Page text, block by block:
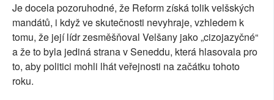
Je docela pozoruhodné, že Reform získá tolik velšských
mandátů, i když ve skutečnosti nevyhraje, vzhledem k
tomu, že její lídr zesměšňoval Velšany jako „cizojazyčné“
a že to byla jediná strana v Seneddu, která hlasovala pro
to, aby politici mohli lhát veřejnosti na začátku tohoto
roku.